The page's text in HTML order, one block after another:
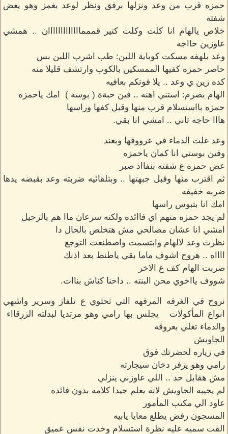
حمزه قرب من وعد ونزلها برفق ونظر لوعد بغمز وهو يعض
شفته
خلاص يالهام انا كلت وكلت كتير قمممااااااااااااان .. همشي
عاوزين حااجه
وعد بلهفه مسكت كوباية اللبن: طب اشرب اللبن بس
حاصر حمزه كفيها الممسكين بالكوب وارتشف قليلا منه
كده زين ي وعد .. يلا فوتكم بعافيه
الهام بصرم: استني اهنه .. فين حبةة ( بوسه ) امك ياحمزه
حمزه بااستسلام قرب منها وقبل كفها وراسها
هااا حاجه تاني .. امشي انا بقي.
وعد غلت الدماء في عرووقها وبعند
وفين بوستي انا كمان ياحمزه
عض حمزه ع شفته بنفااذ صبر
ثم اقترب منها وقبل جبهتها .. وبتلقائيه ضربته وعد بقبضه يدها
ضربه خفيفه
امك انا بتبوس راسها
لم يجد حمزه منهم اي فاائده ولكنه سرعان ماا هم بالرحيل
امشي انا عشان مصالحي مش هتخلص بالحال دا
نظرت وعد لالهام وابتسمت واصطنعت التوجع
ااااه .. هروح اشوف ماما بقي ياطنط بعد اذنك
ضربت الهام كف ع الاخر
شووف يااخوي محن البنته .. داحنا كناش بناات.
نروح في الغرفه المرفهه التي تحتوي ع تلفاز وسرير واشهي
انواع المأكولات يجلس بها رامي وهو مرتديا لبدلته الزرقااء
والدماء تغلي بعروقه
الجاويش
في زياره لحضرتك فوق
رامي وهو يزفر دخان سيجارته
مش هقابل حد .. اللي عاوزني ينزلي
لم يجيبه الجاويش لانه يعلم جيدا كلامه بدون فائده
عاود الي مكتب المأمور
المسجون رفض يطلع معايا يابيه
القت سميه عليه نظرة استسلام وخدت نفس عميق